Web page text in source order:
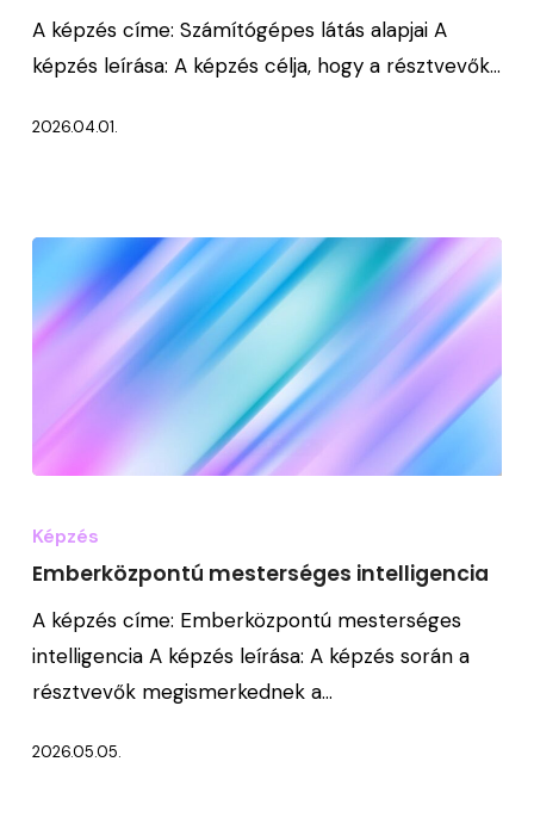
A képzés címe: Számítógépes látás alapjai A
képzés leírása: A képzés célja, hogy a résztvevők…
2026.04.01.
mesterséges
intelligencia
Képzés
Emberközpontú mesterséges intelligencia
A képzés címe: Emberközpontú mesterséges
intelligencia A képzés leírása: A képzés során a
résztvevők megismerkednek a…
2026.05.05.